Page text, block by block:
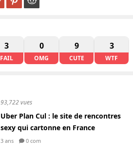
3
FAIL
0
OMG
9
CUTE
3
WTF
93,722 vues
Uber Plan Cul : le site de rencontres
sexy qui cartonne en France
3 ans 0 com